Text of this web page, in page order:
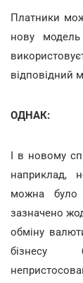
Платники
нову
відповідний
ОДНАК:
І в новому
наприклад,
можна було
зазначено
обміну
бізнесу